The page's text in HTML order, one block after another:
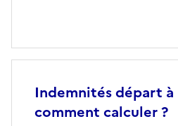
Indemnités départ
comment calculer ?